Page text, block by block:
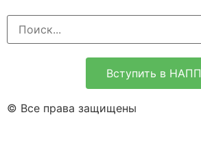
Вступить в НАПП
© Все права защищены